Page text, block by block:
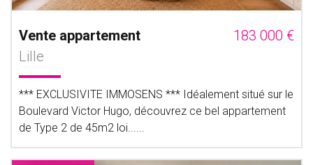
Vente appartement
183 000 €
Lille
*** EXCLUSIVITE IMMOSENS *** Idéalement situé sur le
Boulevard Victor Hugo, découvrez ce bel appartement
de Type 2 de 45m2 loi......